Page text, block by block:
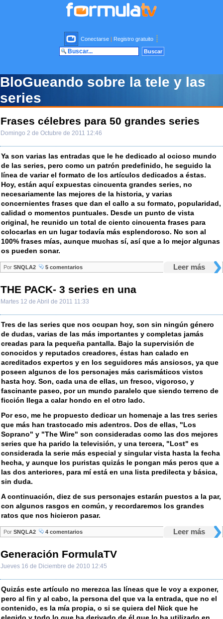
Conectarse | Registro gratuito
BloGueando sobre la tele y las
series
Frases célebres para 50 grandes series
Domingo 2 de Octubre de 2011 12:46
Ya son varias las entradas que le he dedicado al ocioso mundo
de las series, pero como un patrón predefinido, he seguido la
línea de variar el formato de los artículos dedicados a éstas.
Hoy, están aquí expuestas cincuenta grandes series, no
necesariamente las mejores de la historia, y varias
concernientes frases que dan el callo a su formato, popularidad,
calidad o momentos puntuales. Desde un punto de vista
original, he reunido un total de ciento cincuenta frases para
colocarlas en un lugar todavía más esplendoroso. No son al
100% frases mías, aunque muchas sí, así que a lo mejor algunas
os pueden sonar.
Leer más
Por SNQLA2 5 comentarios
THE PACK- 3 series en una
Martes 12 de Abril de 2011 11:33
Tres de las series que nos ocupan hoy, son sin ningún género
de dudas, varias de las más importantes y completas jamás
creadas para la pequeña pantalla. Bajo la supervisión de
conocidos y reputados creadores, éstas han calado en
acreditados expertos y en los seguidores más ansiosos, ya que
poseen algunos de los personajes más carismáticos vistos
hasta hoy. Son, cada una de ellas, un fresco, vigoroso, y
fascinante paseo, por un mundo paralelo que siendo terreno de
ficción llega a calar hondo en el otro lado.
Por eso, me he propuesto dedicar un homenaje a las tres series
que más han trastocado mis adentros. Dos de ellas, "Los
Soprano" y "The Wire" son consideradas como las dos mejores
series que ha parido la televisión, y una tercera, "Lost" es
considerada la serie más especial y singular vista hasta la fecha
hecha, y aunque los puristas quizás le pongan más peros que a
las dos anteriores, para mí está en una lista predilecta y básica,
sin duda.
A continuación, diez de sus personajes estarán puestos a la par,
con algunos rasgos en común, y recordaremos los grandes
ratos que nos hicieron pasar.
Leer más
Por SNQLA2 4 comentarios
Generación FormulaTV
Jueves 16 de Diciembre de 2010 12:45
Quizás este artículo no merezca las líneas que le voy a exponer,
pero al fin y al cabo, la persona del que va la entrada, que no el
contenido, es la mía propia, o si se quiera del Nick que he